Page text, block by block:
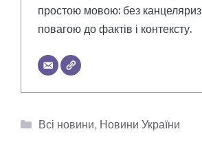
простою мовою: без
повагою до фактів і контексту.
Категорії
Всі новини, Новини України